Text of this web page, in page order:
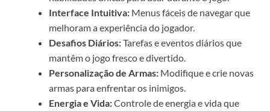
Interface Intuitiva: Menus fáceis de navegar que
melhoram a experiência do jogador.
Desafios Diários:Tarefas e eventos diários que
mantêm o jogo fresco e divertido.
Personalização de Armas: Modifique e crie novas
armas para enfrentar os inimigos.
Energia e Vida:Controle de energia e vida que